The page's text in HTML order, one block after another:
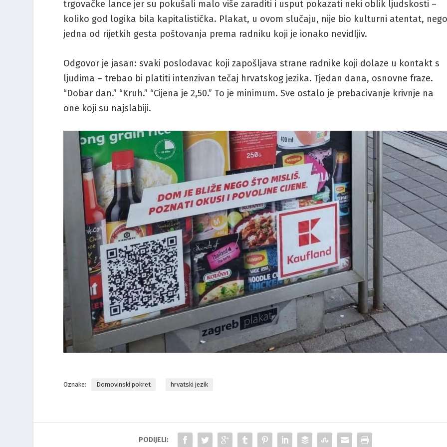
trgovačke lance jer su pokušali malo više zaraditi i usput pokazati neki oblik ljudskosti –
koliko god logika bila kapitalistička. Plakat, u ovom slučaju, nije bio kulturni atentat,
jedna od rijetkih gesta poštovanja prema radniku koji je ionako nevidljiv.
Odgovor je jasan: svaki poslodavac koji zapošljava strane radnike koji dolaze u kontakt s
ljudima – trebao bi platiti intenzivan tečaj hrvatskog jezika. Tjedan dana, osnovne fraze.
“Dobar dan.” “Kruh.” “Cijena je 2,50.” To je minimum. Sve ostalo je prebacivanje krivnje na
one koji su najslabiji.
Oznake: Domovinski pokret hrvatski jezik
PODIJELI: